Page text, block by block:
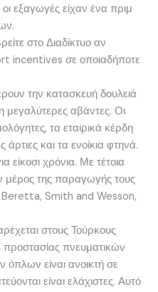
εξαγωγές είχαν ένα πριμ
στο Διαδίκτυο αν
incentives σε οποιαδήποτε
την κατασκευή δουλειά
μεγαλύτερες αβάντες. Οι
τα εταιρικά κέρδη
και τα ενοίκια φτηνά.
είκοσι χρόνια. Με τέτοια
της παραγωγής τους
Beretta, Smith and Wesson,
στους Τούρκους
προστασίας πνευματικών
όπλων είναι ανοικτή σε
είναι ελάχιστες. Αυτό